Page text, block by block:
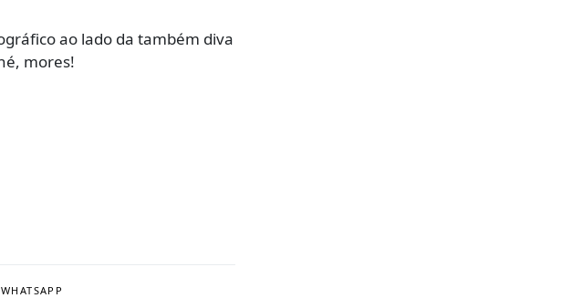
ao lado da também diva
mores!
WHATSAPP